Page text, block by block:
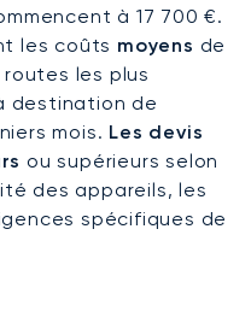
et de notre
statut garantit que
pour Maribor
vous
confiance et de
sans
à 17 700 €.
les coûts moyens de
les plus
destination de
mois. Les devis
ou supérieurs selon
des appareils, les
spécifiques de